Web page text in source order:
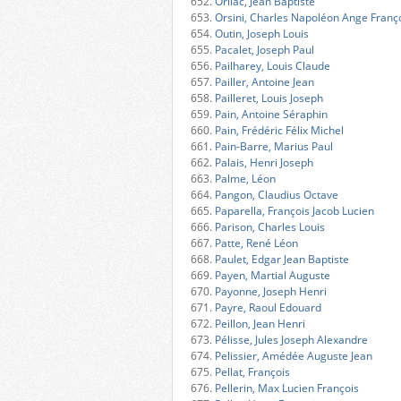
653.Orsini, Charles Napoléon Ange
654.Outin, Joseph Louis
655. Pacalet, Joseph Paul
656. Pailharey, Louis Claude
657. Pailler, Antoine Jean
658. Pailleret, Louis Joseph
659. Pain, Antoine Séraphin
660. Pain, Frédéric Félix Michel
661. Pain-Barre, Marius Paul
662. Palais, Henri Joseph
663. Palme, Léon
664. Pangon, Claudius Octave
665. Paparella, François Jacob Lucien
666. Parison, Charles Louis
667. Patte, René Léon
668. Paulet, Edgar Jean Baptiste
669. Payen, Martial Auguste
670. Payonne, Joseph Henri
671. Payre, Raoul Edouard
672. Peillon, Jean Henri
673. Pélisse, Jules Joseph Alexandre
674. Pelissier, Amédée Auguste Jean
675. Pellat, François
676. Pellerin, Max Lucien François